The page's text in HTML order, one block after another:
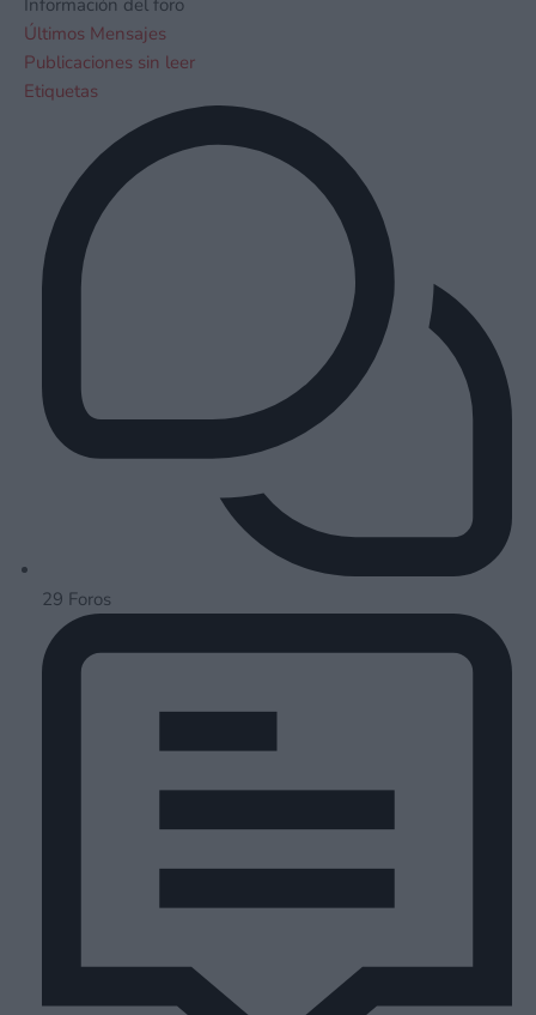
Información del foro
Últimos Mensajes
Publicaciones sin leer
Etiquetas
29 Foros